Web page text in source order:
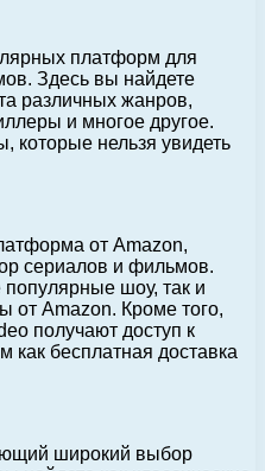
платформ для
Здесь вы найдете
различных жанров,
и многое другое.
которые нельзя увидеть
от Amazon,
сериалов и фильмов.
шоу, так и
от Amazon. Кроме того,
получают доступ к
как бесплатная доставка
широкий выбор